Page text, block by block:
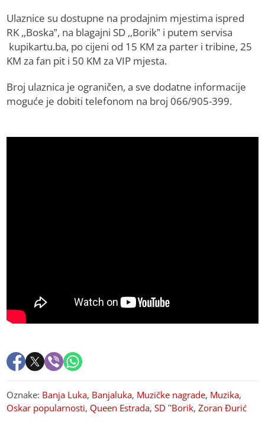
Ulaznice su dostupne na prodajnim mjestima ispred
RK ,,Boska”, na blagajni SD ,,Borik” i putem servisa
kupikartu.ba, po cijeni od 15 KM za parter i tribine, 25
KM za fan pit i 50 KM za VIP mjesta.
Broj ulaznica je ograničen, a sve dodatne informacije
moguće je dobiti telefonom na broj 066/905-399.
Oznake: Banja Luka, Banjaluka, Muzičke nagrade, Muzika,
Oskar popularnosti,Queen Estrada,SD ''Borik,Zoran Đurić